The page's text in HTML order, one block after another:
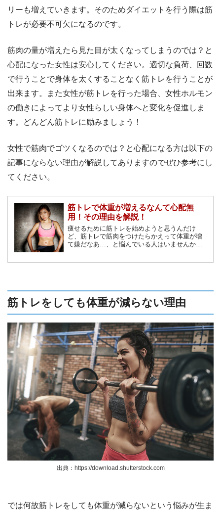
リーも増えていきます。そのためダイエットを行う際は筋
トレが必要不可欠になるのです。
筋肉の量が増えたら見た目が太くなってしまうのでは？と
心配になった女性は安心してください。適切な負荷、回数
で行うことで身体を太くすることなく筋トレを行うことが
出来ます。また女性が筋トレを行った場合、女性ホルモン
の働きによってより女性らしい身体へと変化を促進しま
す。どんどん筋トレに励みましょう！
女性で筋肉でゴツくなるのでは？と心配になる方は以下の
記事にならない理由が解説してありますのでぜひ参考にし
てください。
筋トレで体重が増えるなんて心配無
用！その理由を解説！
痩せるために筋トレを始めようと思うんだけ
ど、筋トレで筋肉をつけたらかえって体重が増
て嫌だなあ…、と悩んでいる人はいませんか？
筋トレをしても体重が減らない理由
出典：https://download.shutterstock.com
では何故筋トレをしても体重が減らないという悩みが生ま